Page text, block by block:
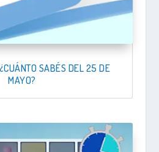
SABÉS DEL 25 DE
MAYO?